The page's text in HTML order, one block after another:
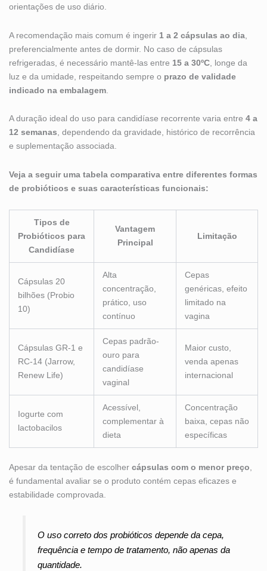
orientações de uso diário.
A recomendação mais comum é ingerir 1 a 2 cápsulas ao dia
preferencialmente antes de dormir. No caso de cápsulas
refrigeradas, é necessário mantê-las entre 15 a 30ºC , longe da
luz e da umidade, respeitando sempre o prazo de validade
indicado na embalagem
A duração ideal do uso para candidíase recorrente varia entre 4 a
12 semanas, dependendo da gravidade, histórico de recorrência
e suplementação associada.
Veja a seguir uma tabela comparativa entre diferentes formas
de probióticos e suas características funcionais:
Tipos de
Probióticos para
Candidíase
Vantagem
Principal
Limitação
Cápsulas 20
bilhões (Probio
10)
Alta
concentração,
prático, uso
contínuo
Cepas
genéricas, efeito
limitado na
vagina
Cápsulas GR-1 e
RC-14 (Jarrow,
Renew Life)
Cepas padrão-
ouro para
candidíase
vaginal
Maior custo,
venda apenas
internacional
Iogurte com
lactobacilos
Acessível,
complementar à
dieta
Concentração
baixa, cepas não
específicas
Apesar da tentação de escolher cápsulas com o menor preço,
é fundamental avaliar se o produto contém cepas eficazes e
estabilidade comprovada.
O uso correto dos probióticos depende da cepa,
frequência e tempo de tratamento, não apenas da
quantidade.